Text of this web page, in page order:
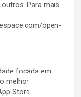
outros. Para mais
open-
focada em
melhor
Store